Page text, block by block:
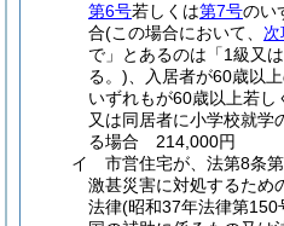
第6号若しくは第7号のい
合(この場合において、
で」とあるのは「1級又
る。) 、入居者が60歳以
いずれもが60歳以上若
又は同居者に小学校就学
る場合 214,000円
イ
市営住宅が、法第8条
激甚災害に対処するため
法律(昭和37年法律第150